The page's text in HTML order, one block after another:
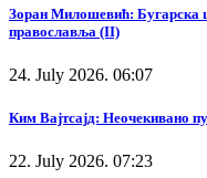
Зоран Милошевић: Бугарска
православља (II)
24. July 2026. 06:07
Ким Вајтсајд: Неочекивано
22. July 2026. 07:23